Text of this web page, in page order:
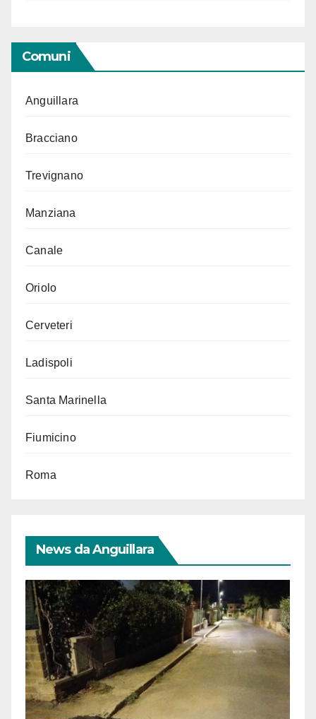
Comuni
Anguillara
Bracciano
Trevignano
Manziana
Canale
Oriolo
Cerveteri
Ladispoli
Santa Marinella
Fiumicino
Roma
News da Anguillara